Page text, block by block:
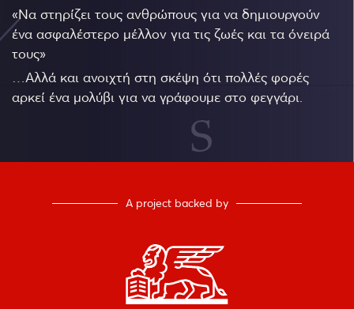
«Να στηρίζει τους ανθρώπους για να δημιουργούν
ένα ασφαλέστερο μέλλον για τις ζωές και τα όνειρά
τους»
…Αλλά και ανοιχτή στη σκέψη ότι πολλές φορές
αρκεί ένα μολύβι για να γράφουμε στο φεγγάρι.
A project backed by